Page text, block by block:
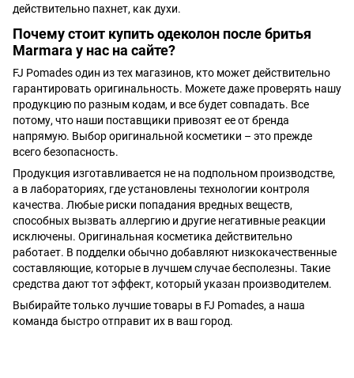
действительно пахнет, как духи.
Почему стоит купить одеколон после бритья
Marmara у нас на сайте?
FJ Pomades один из тех магазинов, кто может действительно
гарантировать оригинальность. Можете даже проверять нашу
продукцию по разным кодам, и все будет совпадать. Все
потому, что наши поставщики привозят ее от бренда
напрямую. Выбор оригинальной косметики – это прежде
всего безопасность.
Продукция изготавливается не на подпольном производстве,
а в лабораториях, где установлены технологии контроля
качества. Любые риски попадания вредных веществ,
способных вызвать аллергию и другие негативные реакции
исключены. Оригинальная косметика действительно
работает. В подделки обычно добавляют низкокачественные
составляющие, которые в лучшем случае бесполезны. Такие
средства дают тот эффект, который указан производителем.
Выбирайте только лучшие товары в FJ Pomades, а наша
команда быстро отправит их в ваш город.